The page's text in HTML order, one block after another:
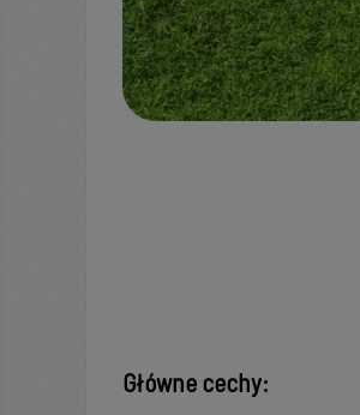
Główne cechy: